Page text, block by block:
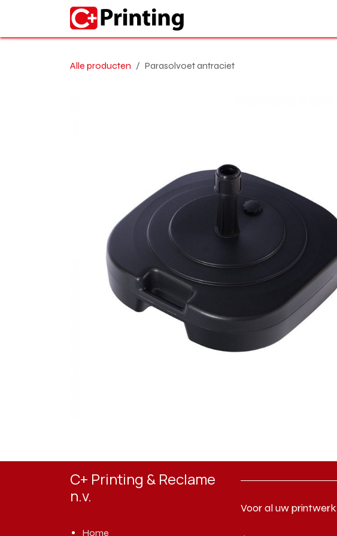
Overslaan naar inhoud
Alle producten Parasolvoet antraciet
C+ Printing & Reclame
n.v.
Voor al uw printwerk
Home